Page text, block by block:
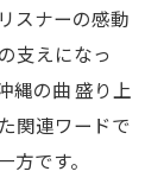
スナーの感動
支えになっ
縄の曲 盛り上
関連ワードで
です。